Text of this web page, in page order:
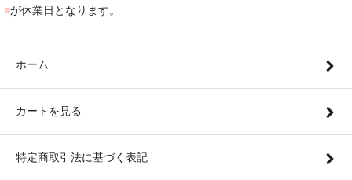
■が休業日となります。
ホーム
カートを見る
特定商取引法に基づく表記